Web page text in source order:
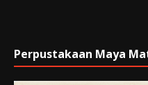
Perpustakaan Maya